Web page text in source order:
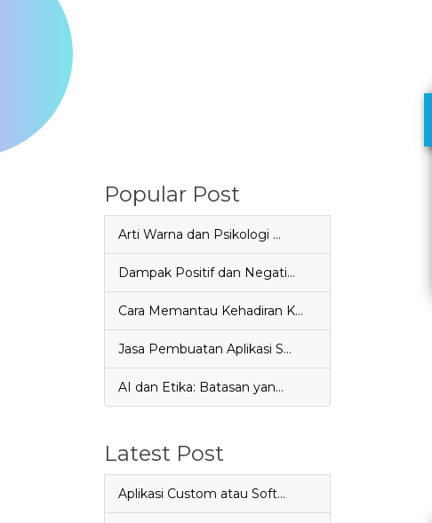
Popular Post
Arti Warna dan Psikologi …
Dampak Positif dan Negati…
Cara Memantau Kehadiran K…
Jasa Pembuatan Aplikasi S…
AI dan Etika: Batasan yan…
Latest Post
Aplikasi Custom atau Soft…